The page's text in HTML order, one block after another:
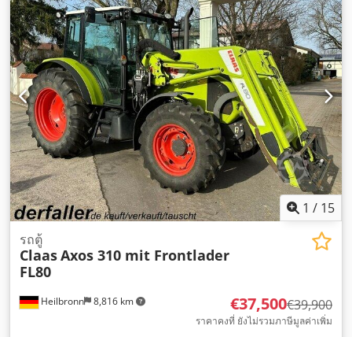
1 / 15
Heilbronn 8,816 km
รถตู้
ClaasAxos 310 mit Frontlader
FL80
€37,500€39,900
ราคาคงที่ ยังไม่รวมภาษีมูลค่าเพิ่ม